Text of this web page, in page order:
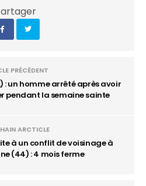
PRÉCÉDENT
: un homme arrêté après avoir
pendant la semaine sainte
ARCTICLE
à un conflit de voisinage à
(44) : 4 mois ferme